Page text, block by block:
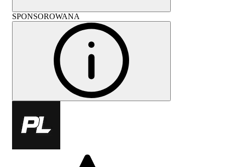
SPONSOROWANA